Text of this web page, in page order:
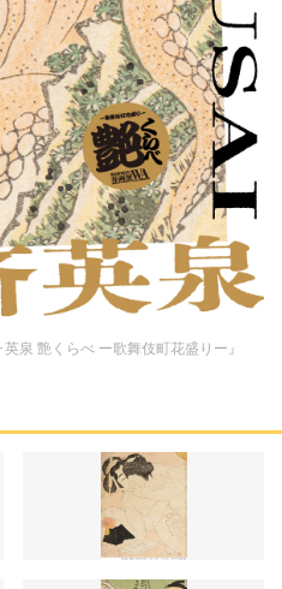
泉 艶くらべ ー歌舞伎町花盛りー』